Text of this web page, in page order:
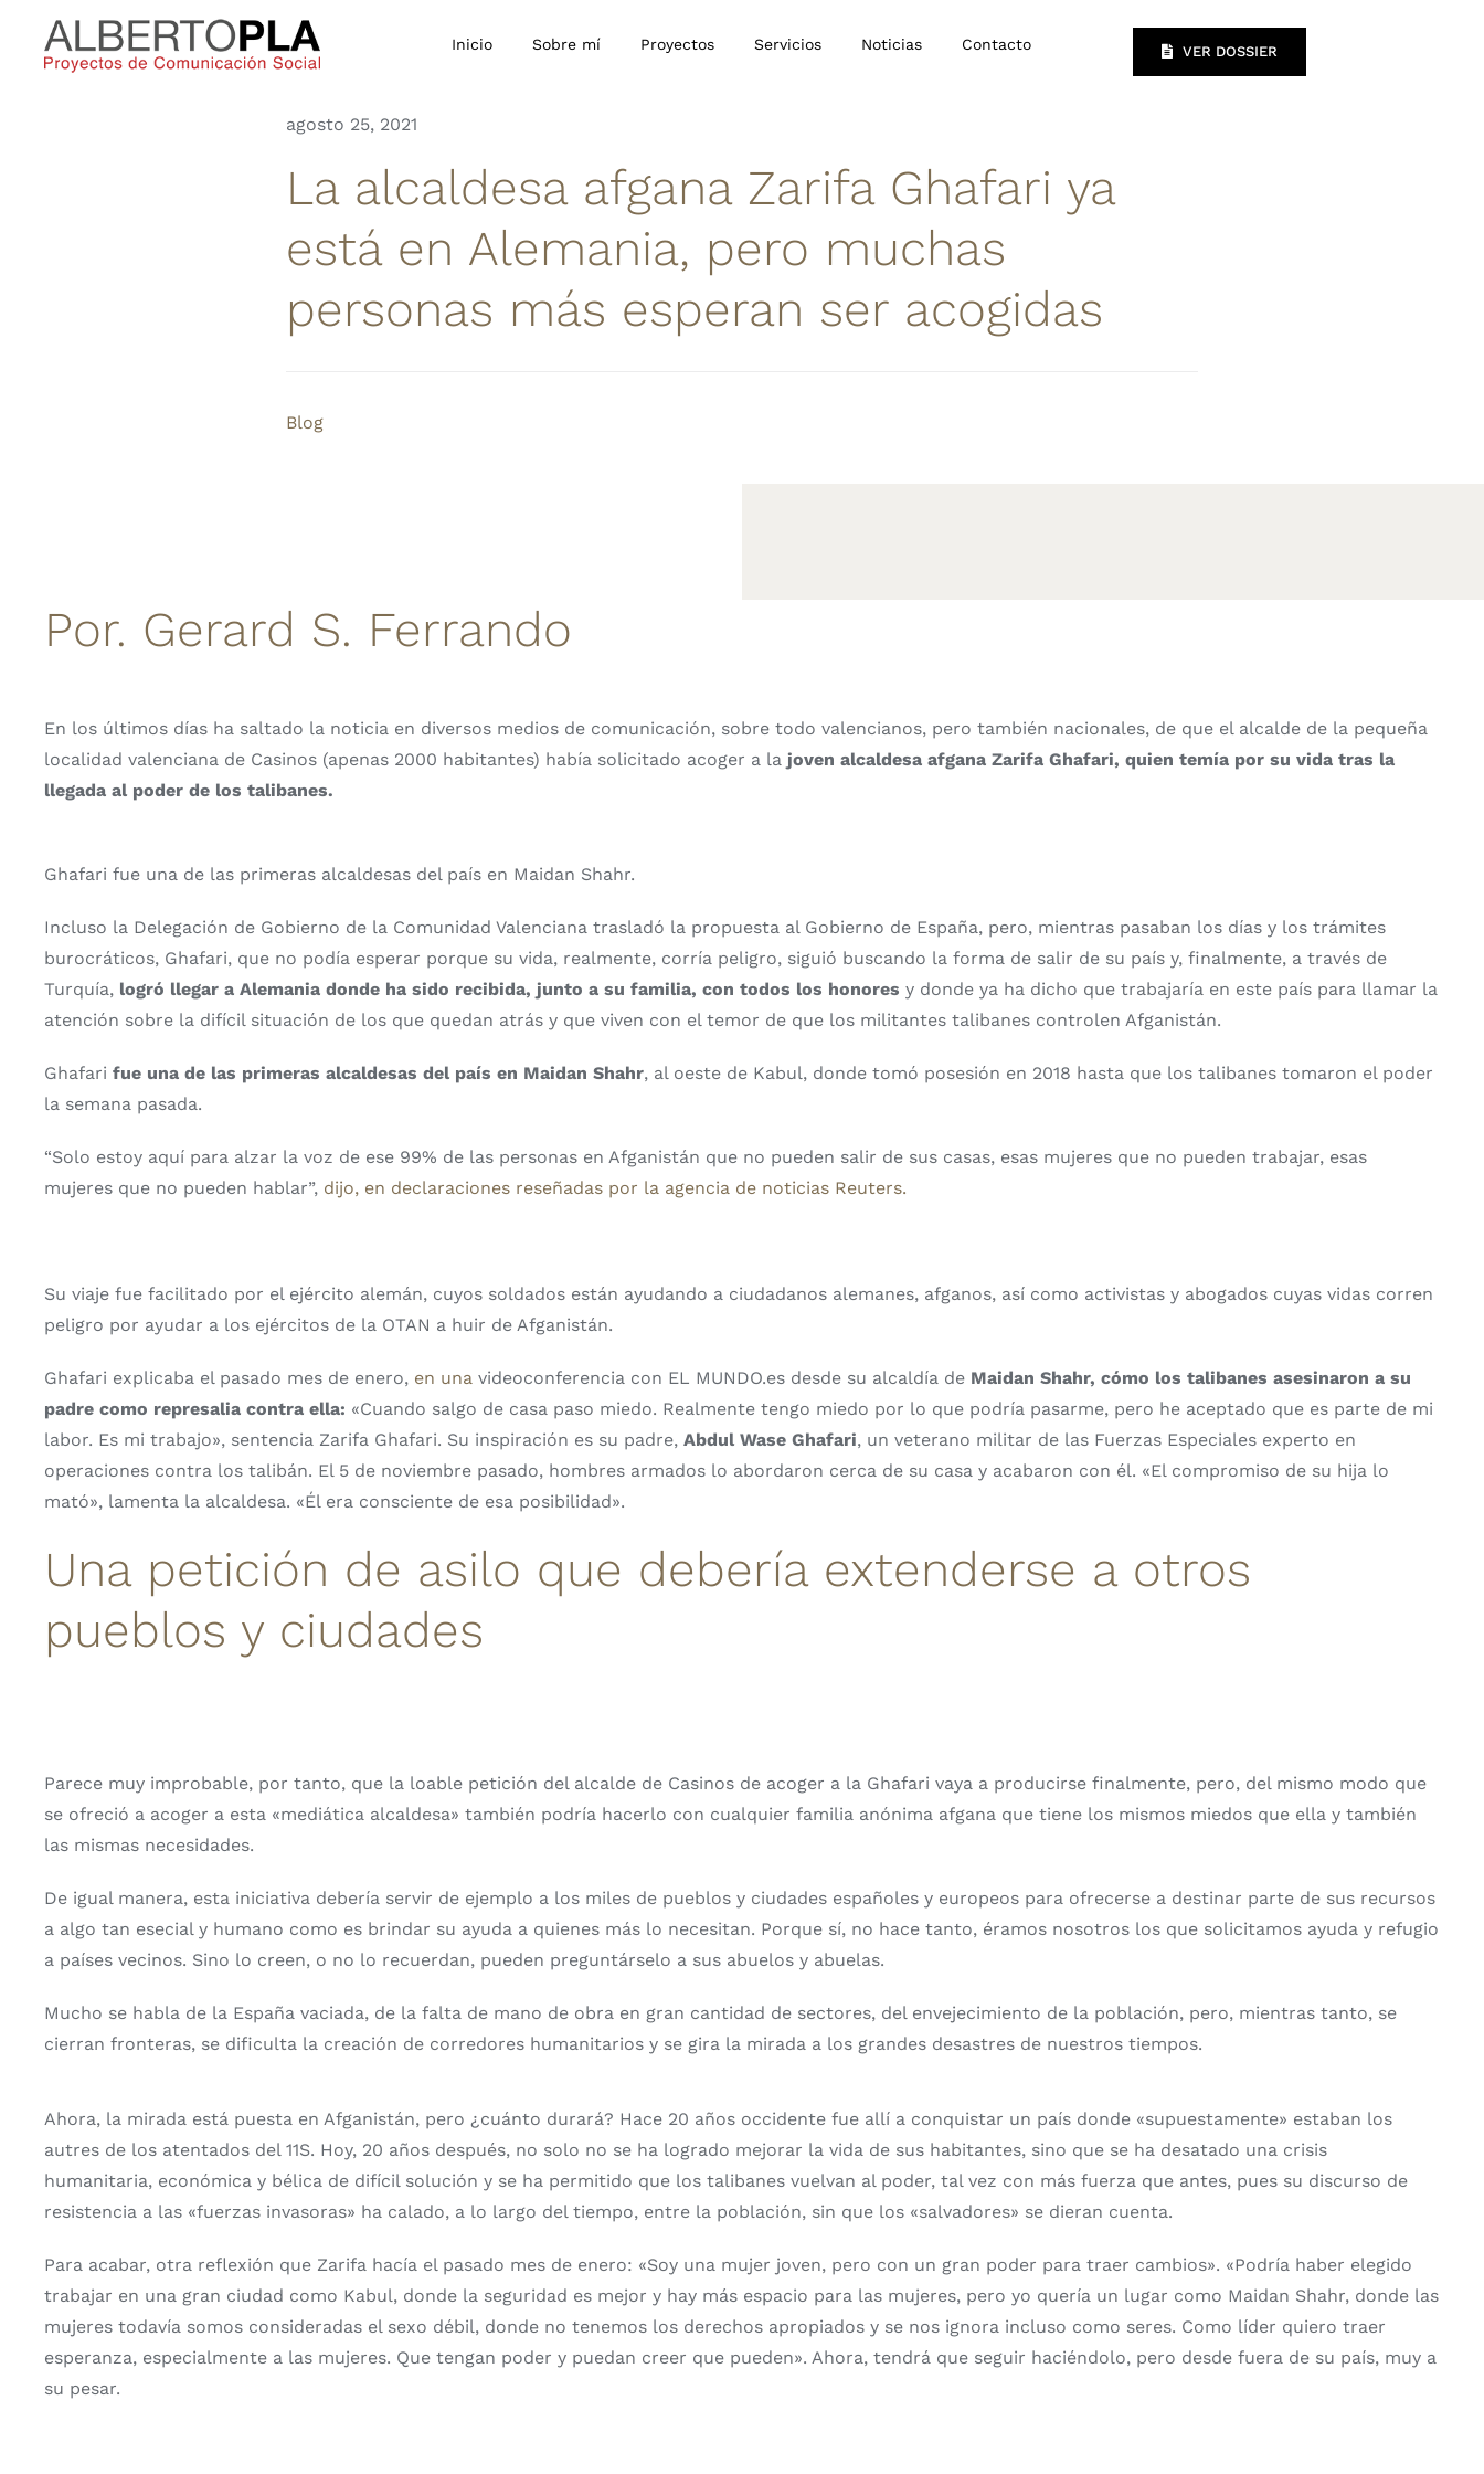
contenido
Inicio Sobre mí Proyectos Servicios Noticias Contacto VER DOSSIER
agosto 25, 2021
La alcaldesa afgana Zarifa Ghafari ya
está en Alemania, pero muchas
personas más esperan ser acogidas
Blog
Por. Gerard S. Ferrando
En los últimos días ha saltado la noticia en diversos medios de comunicación, sobre todo valencianos, pero también nacionales, de que el alcalde de la pequeña
localidad valenciana de Casinos (apenas 2000 habitantes) había solicitado acoger a la joven alcaldesa afgana Zarifa Ghafari, quien temía por su vida tras la
llegada al poder de los talibanes.
Ghafari fue una de las primeras alcaldesas del país en Maidan Shahr.
Incluso la Delegación de Gobierno de la Comunidad Valenciana trasladó la propuesta al Gobierno de España, pero, mientras pasaban los días y los trámites
burocráticos, Ghafari, que no podía esperar porque su vida, realmente, corría peligro, siguió buscando la forma de salir de su país y, finalmente, a través de
Turquía, logró llegar a Alemania donde ha sido recibida, junto a su familia, con todos los honores y donde ya ha dicho que trabajaría en este país para llamar la
atención sobre la difícil situación de los que quedan atrás y que viven con el temor de que los militantes talibanes controlen Afganistán.
Ghafari fue una de las primeras alcaldesas del país en Maidan Shahr, al oeste de Kabul, donde tomó posesión en 2018 hasta que los talibanes tomaron el poder
la semana pasada.
“Solo estoy aquí para alzar la voz de ese 99% de las personas en Afganistán que no pueden salir de sus casas, esas mujeres que no pueden trabajar, esas
mujeres que no pueden hablar”, dijo, en declaraciones reseñadas por la agencia de noticias Reuters.
Su viaje fue facilitado por el ejército alemán, cuyos soldados están ayudando a ciudadanos alemanes, afganos, así como activistas y abogados cuyas vidas corren
peligro por ayudar a los ejércitos de la OTAN a huir de Afganistán.
Ghafari explicaba el pasado mes de enero, en una videoconferencia con EL MUNDO.es desde su alcaldía de Maidan Shahr, cómo los talibanes asesinaron a su
padre como represalia contra ella: «Cuando salgo de casa paso miedo. Realmente tengo miedo por lo que podría pasarme, pero he aceptado que es parte de mi
labor. Es mi trabajo», sentencia Zarifa Ghafari. Su inspiración es su padre, Abdul Wase Ghafari, un veterano militar de las Fuerzas Especiales experto en
operaciones contra los talibán. El 5 de noviembre pasado, hombres armados lo abordaron cerca de su casa y acabaron con él. «El compromiso de su hija lo
mató», lamenta la alcaldesa. «Él era consciente de esa posibilidad».
Una petición de asilo que debería extenderse a otros
pueblos y ciudades
Parece muy improbable, por tanto, que la loable petición del alcalde de Casinos de acoger a la Ghafari vaya a producirse finalmente, pero, del mismo modo que
se ofreció a acoger a esta «mediática alcaldesa» también podría hacerlo con cualquier familia anónima afgana que tiene los mismos miedos que ella y también
las mismas necesidades.
De igual manera, esta iniciativa debería servir de ejemplo a los miles de pueblos y ciudades españoles y europeos para ofrecerse a destinar parte de sus recursos
a algo tan esecial y humano como es brindar su ayuda a quienes más lo necesitan. Porque sí, no hace tanto, éramos nosotros los que solicitamos ayuda y refugio
a países vecinos. Sino lo creen, o no lo recuerdan, pueden preguntárselo a sus abuelos y abuelas.
Mucho se habla de la España vaciada, de la falta de mano de obra en gran cantidad de sectores, del envejecimiento de la población, pero, mientras tanto, se
cierran fronteras, se dificulta la creación de corredores humanitarios y se gira la mirada a los grandes desastres de nuestros tiempos.
Ahora, la mirada está puesta en Afganistán, pero ¿cuánto durará? Hace 20 años occidente fue allí a conquistar un país donde «supuestamente» estaban los
autres de los atentados del 11S. Hoy, 20 años después, no solo no se ha logrado mejorar la vida de sus habitantes, sino que se ha desatado una crisis
humanitaria, económica y bélica de difícil solución y se ha permitido que los talibanes vuelvan al poder, tal vez con más fuerza que antes, pues su discurso de
resistencia a las «fuerzas invasoras» ha calado, a lo largo del tiempo, entre la población, sin que los «salvadores» se dieran cuenta.
Para acabar, otra reflexión que Zarifa hacía el pasado mes de enero: «Soy una mujer joven, pero con un gran poder para traer cambios». «Podría haber elegido
trabajar en una gran ciudad como Kabul, donde la seguridad es mejor y hay más espacio para las mujeres, pero yo quería un lugar como Maidan Shahr, donde las
mujeres todavía somos consideradas el sexo débil, donde no tenemos los derechos apropiados y se nos ignora incluso como seres. Como líder quiero traer
esperanza, especialmente a las mujeres. Que tengan poder y puedan creer que pueden». Ahora, tendrá que seguir haciéndolo, pero desde fuera de su país, muy a
su pesar.